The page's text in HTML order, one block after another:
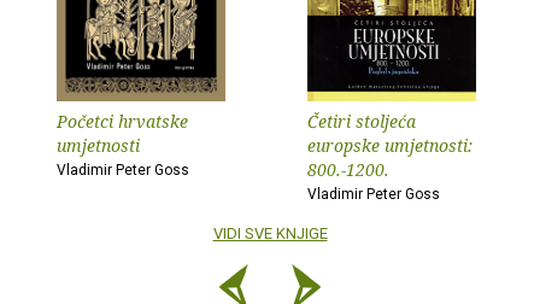
Početci hrvatske
umjetnosti
Vladimir Peter Goss
Četiri stoljeća
europske umjetnosti:
800.-1200.
Vladimir Peter Goss
VIDI SVE KNJIGE